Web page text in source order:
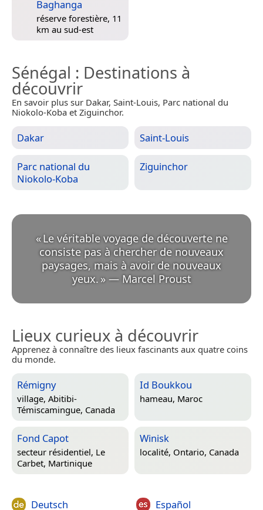
Baghanga
réserve forestière, 11
km au sud-est
Sénégal : Destinations à
découvrir
En savoir plus sur Dakar, Saint-Louis, Parc national du
Niokolo-Koba et Ziguinchor.
Dakar Saint-Louis
Parc national du
Niokolo-Koba
Ziguinchor
«Le véritable voyage de découverte ne
consiste pas à chercher de nouveaux
paysages, mais à avoir de nouveaux
yeux. » — Marcel Proust
Lieux curieux à découvrir
Apprenez à connaître des lieux fascinants aux quatre coins
du monde.
Rémigny
village, Abitibi-
Témiscamingue, Canada
Id Boukkou
hameau, Maroc
Fond Capot
secteur résidentiel, Le
Carbet, Martinique
Winisk
localité, Ontario, Canada
Deutsch Español